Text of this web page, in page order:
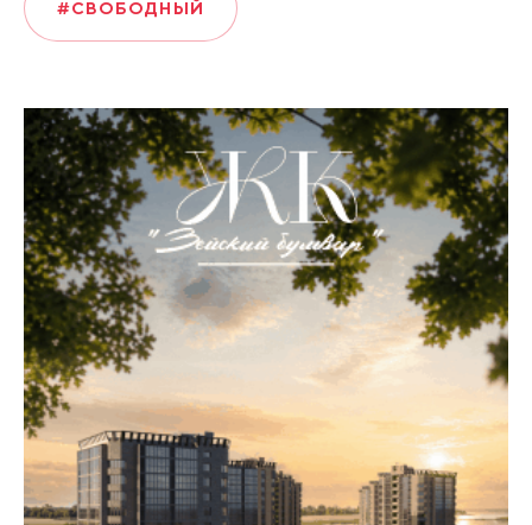
#СВОБОДНЫЙ